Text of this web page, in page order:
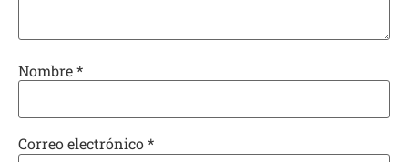
Nombre*
Correo electrónico*